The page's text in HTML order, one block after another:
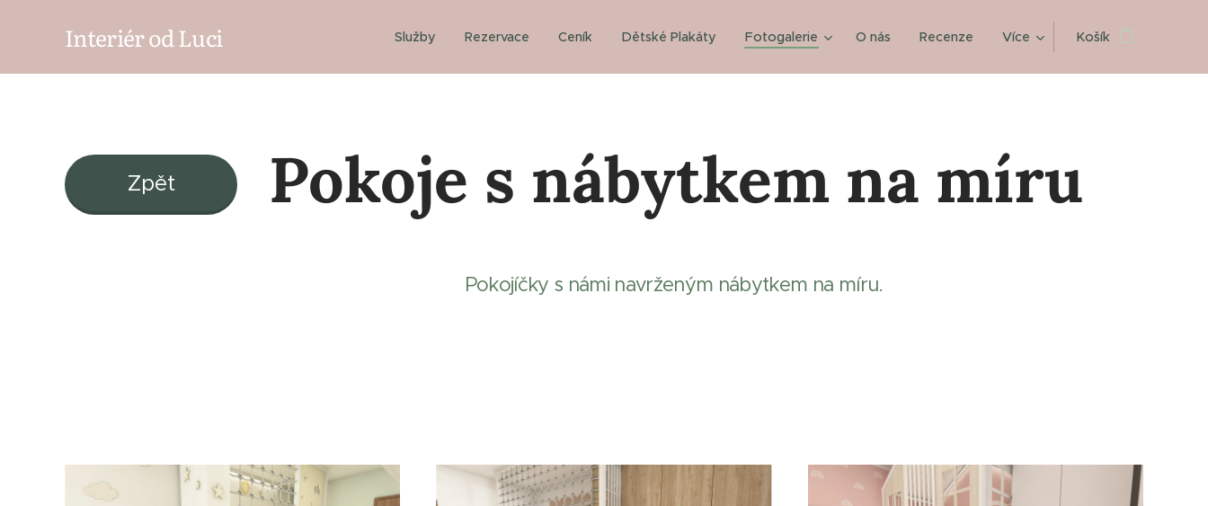
Interiér od Luci Služby Rezervace Ceník Dětské Plakáty Fotogalerie O nás Recenze Více Košík
Zpět Pokoje s nábytkem na míru
Pokojíčky s námi navrženým nábytkem na míru.